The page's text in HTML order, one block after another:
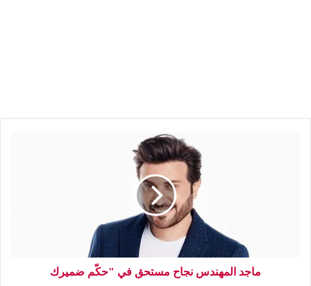
ماجد المهندس نجاح مستحق في "حكّم ضميرك